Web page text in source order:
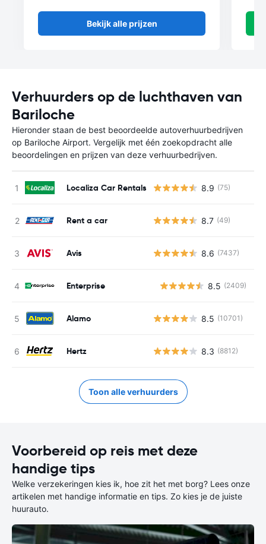
Bekijk alle prijzen
Verhuurders op de luchthaven van
Bariloche
Hieronder staan de best beoordeelde autoverhuurbedrijven
op Bariloche Airport. Vergelijk met één zoekopdracht alle
beoordelingen en prijzen van deze verhuurbedrijven.
Localiza Car Rentals 8.9 (75)
Rent a car 8.7 (49)
Avis 8.6 (7437)
Enterprise 8.5 (2409)
Alamo 8.5 (10701)
Hertz 8.3 (8812)
Toon alle verhuurders
Voorbereid op reis met deze
handige tips
Welke verzekeringen kies ik, hoe zit het met borg? Lees onze
artikelen met handige informatie en tips. Zo kies je de juiste
huurauto.